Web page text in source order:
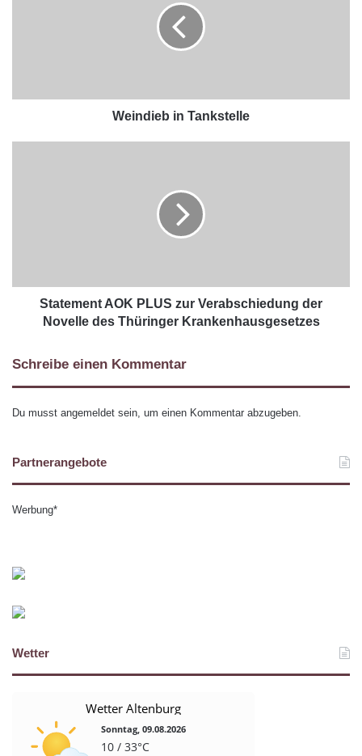
Weindieb in Tankstelle
Statement AOK PLUS zur Verabschiedung der
Novelle des Thüringer Krankenhausgesetzes
Schreibe einen Kommentar
Du musst angemeldet sein, um einen Kommentar abzugeben.
Partnerangebote
Werbung*
Wetter
Wetter Altenburg
Sonntag, 09.08.2026
10 / 33°C